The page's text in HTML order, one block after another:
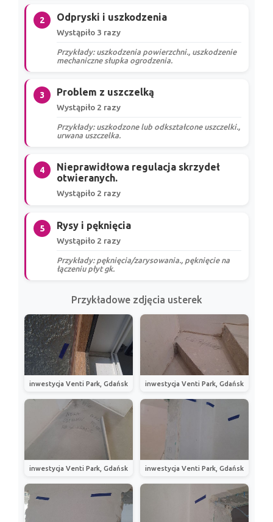
2 Odpryski i uszkodzenia
Wystąpiło 3 razy
Przykłady: uszkodzenia powierzchni., uszkodzenie
mechaniczne słupka ogrodzenia.
3 Problem z uszczelką
Wystąpiło 2 razy
Przykłady: uszkodzone lub odkształcone uszczelki.,
urwana uszczelka.
4
Nieprawidłowa regulacja skrzydeł
otwieranych.
Wystąpiło 2 razy
5 Rysy i pęknięcia
Wystąpiło 2 razy
Przykłady: pęknięcia/zarysowania., pęknięcie na
łączeniu płyt gk.
Przykładowe zdjęcia usterek
inwestycja Venti Park, Gdańsk inwestycja Venti Park, Gdańsk
inwestycja Venti Park, Gdańsk inwestycja Venti Park, Gdańsk